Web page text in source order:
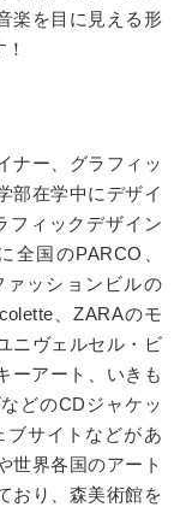
楽を目に見える形
ナー、グラフィッ
部在学中にデザイ
フィックデザイン
全国のPARCO、
ァッションビルの
、ZARAのモ
ニヴェルセル・ビ
ーアート、いきも
どのCDジャケッ
ブサイトなどがあ
世界各国のアート
おり、森美術館を